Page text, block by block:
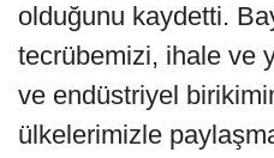
olduğunu kaydetti.
tecrübemizi, ihale ve
ve endüstriyel
ülkelerimizle